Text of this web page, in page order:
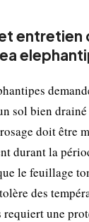
entretien
sol bien
doit être
durant la
le feuillage
des
requiert une